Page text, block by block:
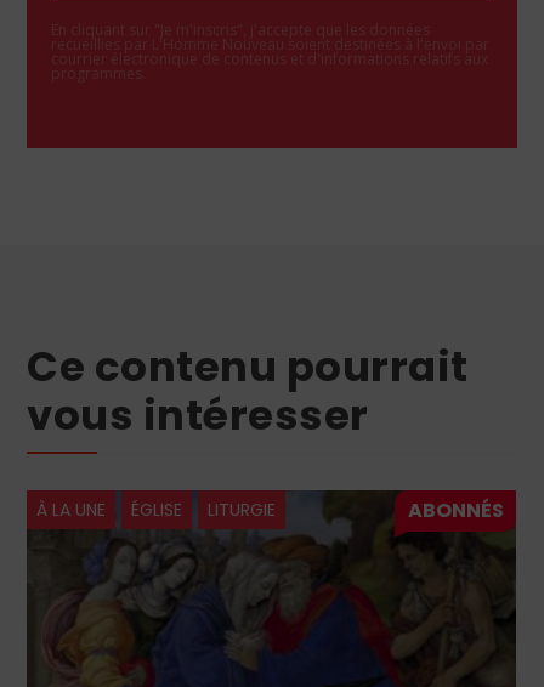
En cliquant sur "Je m'inscris", j'accepte que les données
recueillies par L'Homme Nouveau soient destinées à l'envoi par
courrier électronique de contenus et d'informations relatifs aux
programmes.
Ce contenu pourrait
vous intéresser
À LA UNE LECTURES